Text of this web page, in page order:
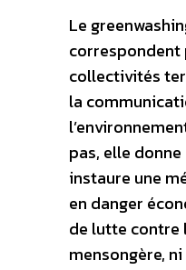
Le
correspondent
collectivités
la
pas, elle
instaure une
en danger
de lutte contre
mensongère,